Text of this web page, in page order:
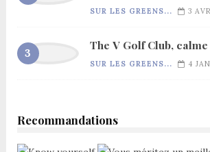
SUR LES GREENS... 3
The V Golf Club,
SUR LES GREENS... 4
Recommandations